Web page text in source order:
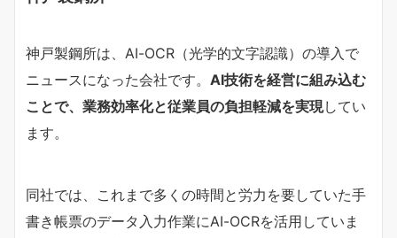
神戸製鋼所は、AI-OCR（光学的文字認識）の導入で
ニュースになった会社です。 AI技術を経営に組み込む
ことで、業務効率化と従業員の負担軽減を実現してい
ます。
同社では、これまで多くの時間と労力を要していた手
書き帳票のデータ入力作業にAI-OCRを活用していま